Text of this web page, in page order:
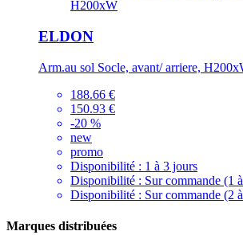
ELDON
Arm.au sol Socle, avant/ arriere,
188.66 €
150.93 €
-20 %
new
promo
Disponibilité : 1 à 3 jours
Disponibilité : Sur commande (1
Disponibilité : Sur commande (2
Marques distribuées